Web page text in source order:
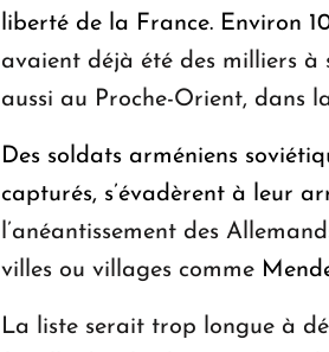
liberté de la France. Environ
avaient déjà été des milliers
aussi au Proche-Orient, dans
Des soldats arméniens
capturés, s’évadèrent à leur
l’anéantissement des
villes ou villages comme
La liste serait trop longue à